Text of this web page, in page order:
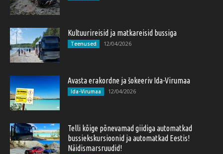
Kultuurireisid ja matkareisid bussiga
Teenused 12/04/2026
Avasta erakordne ja šokeeriv Ida-Virumaa
Ida-Virumaa 12/04/2026
Telli kõige põnevamad giidiga automatkad
bussiekskursioonid ja automatkad Eestis!
Näidismarsruudid!